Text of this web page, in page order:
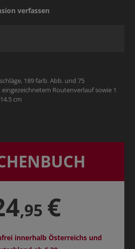
verfassen
189 farb. Abb. und 75
Routenverlauf sowie 1
cm
,95 €
innerhalb Österreichs und